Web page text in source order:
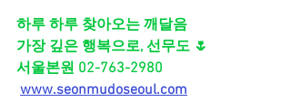
하루 하루 찾아오는 깨달음
가장 깊은 행복으로, 선무도 🌷
서울본원 02-763-2980
www.seonmudoseoul.com